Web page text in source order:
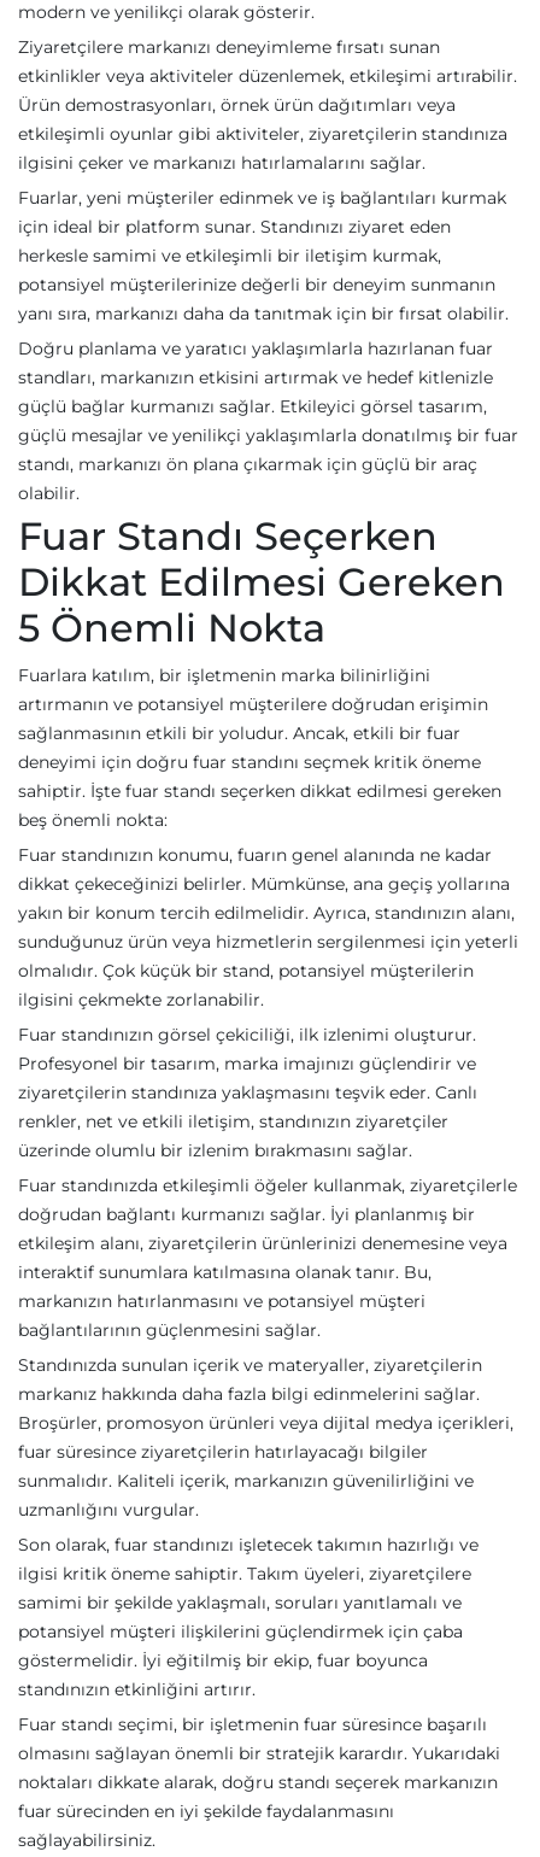
modern ve yenilikçi olarak gösterir.
Ziyaretçilere markanızı deneyimleme fırsatı sunan
etkinlikler veya aktiviteler düzenlemek, etkileşimi artırabilir.
Ürün demostrasyonları, örnek ürün dağıtımları veya
etkileşimli oyunlar gibi aktiviteler, ziyaretçilerin standınıza
ilgisini çeker ve markanızı hatırlamalarını sağlar.
Fuarlar, yeni müşteriler edinmek ve iş bağlantıları kurmak
için ideal bir platform sunar. Standınızı ziyaret eden
herkesle samimi ve etkileşimli bir iletişim kurmak,
potansiyel müşterilerinize değerli bir deneyim sunmanın
yanı sıra, markanızı daha da tanıtmak için bir fırsat olabilir.
Doğru planlama ve yaratıcı yaklaşımlarla hazırlanan fuar
standları, markanızın etkisini artırmak ve hedef kitlenizle
güçlü bağlar kurmanızı sağlar. Etkileyici görsel tasarım,
güçlü mesajlar ve yenilikçi yaklaşımlarla donatılmış bir fuar
standı, markanızı ön plana çıkarmak için güçlü bir araç
olabilir.
Fuar Standı Seçerken
Dikkat Edilmesi Gereken
5 Önemli Nokta
Fuarlara katılım, bir işletmenin marka bilinirliğini
artırmanın ve potansiyel müşterilere doğrudan erişimin
sağlanmasının etkili bir yoludur. Ancak, etkili bir fuar
deneyimi için doğru fuar standını seçmek kritik öneme
sahiptir. İşte fuar standı seçerken dikkat edilmesi gereken
beş önemli nokta:
Fuar standınızın konumu, fuarın genel alanında ne kadar
dikkat çekeceğinizi belirler. Mümkünse, ana geçiş yollarına
yakın bir konum tercih edilmelidir. Ayrıca, standınızın alanı,
sunduğunuz ürün veya hizmetlerin sergilenmesi için yeterli
olmalıdır. Çok küçük bir stand, potansiyel müşterilerin
ilgisini çekmekte zorlanabilir.
Fuar standınızın görsel çekiciliği, ilk izlenimi oluşturur.
Profesyonel bir tasarım, marka imajınızı güçlendirir ve
ziyaretçilerin standınıza yaklaşmasını teşvik eder. Canlı
renkler, net ve etkili iletişim, standınızın ziyaretçiler
üzerinde olumlu bir izlenim bırakmasını sağlar.
Fuar standınızda etkileşimli öğeler kullanmak, ziyaretçilerle
doğrudan bağlantı kurmanızı sağlar. İyi planlanmış bir
etkileşim alanı, ziyaretçilerin ürünlerinizi denemesine veya
interaktif sunumlara katılmasına olanak tanır. Bu,
markanızın hatırlanmasını ve potansiyel müşteri
bağlantılarının güçlenmesini sağlar.
Standınızda sunulan içerik ve materyaller, ziyaretçilerin
markanız hakkında daha fazla bilgi edinmelerini sağlar.
Broşürler, promosyon ürünleri veya dijital medya içerikleri,
fuar süresince ziyaretçilerin hatırlayacağı bilgiler
sunmalıdır. Kaliteli içerik, markanızın güvenilirliğini ve
uzmanlığını vurgular.
Son olarak, fuar standınızı işletecek takımın hazırlığı ve
ilgisi kritik öneme sahiptir. Takım üyeleri, ziyaretçilere
samimi bir şekilde yaklaşmalı, soruları yanıtlamalı ve
potansiyel müşteri ilişkilerini güçlendirmek için çaba
göstermelidir. İyi eğitilmiş bir ekip, fuar boyunca
standınızın etkinliğini artırır.
Fuar standı seçimi, bir işletmenin fuar süresince başarılı
olmasını sağlayan önemli bir stratejik karardır. Yukarıdaki
noktaları dikkate alarak, doğru standı seçerek markanızın
fuar sürecinden en iyi şekilde faydalanmasını
sağlayabilirsiniz.